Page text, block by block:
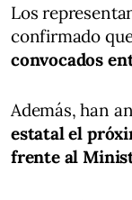
Los
confirmado
convocados
Además, han
estatal el
frente al